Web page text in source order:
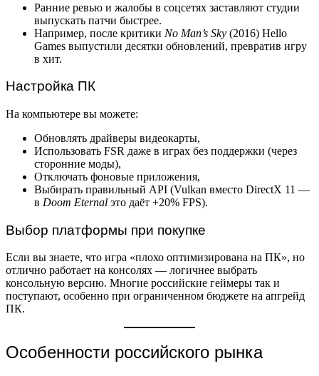
Ранние ревью и жалобы в соцсетях заставляют студии
выпускать патчи быстрее.
Например, после критики No Man’s Sky (2016) Hello
Games выпустили десятки обновлений, превратив игру
в хит.
Настройка ПК
На компьютере вы можете:
Обновлять драйверы видеокарты,
Использовать FSR даже в играх без поддержки (через
сторонние моды),
Отключать фоновые приложения,
Выбирать правильный API (Vulkan вместо DirectX 11 —
в Doom Eternal это даёт +20% FPS).
Выбор платформы при покупке
Если вы знаете, что игра «плохо оптимизирована на ПК», но
отлично работает на консолях — логичнее выбрать
консольную версию. Многие российские геймеры так и
поступают, особенно при ограниченном бюджете на апгрейд
ПК.
Особенности российского рынка